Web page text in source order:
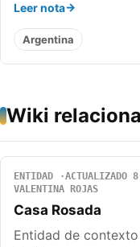
Leer nota
Argentina
Wiki
ENTIDAD ACTUALIZADO
VALENTINA ROJAS
Casa Rosada
Entidad de